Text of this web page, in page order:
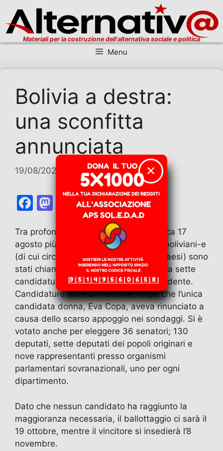
Materiali per la costruzione dell'alternativa sociale e politica
Menu
Bolivia a destra:
una sconfitta
annunciata
19/08/2025 Marco Consolo
F
c
e
b
o
o
k
M
st
o
d
o
n
E
m
T
el
e
gr
a
m
W
h
at
s
A
p
p
T
w
C
di
Tra profonde tensioni interne, domenica 17
agosto più di 7,5 milioni di cittadini-e boliviani-e
(di cui circa 400.000 all’estero in 22 Paesi) sono
stati chiamati alle urne per scegliere tra sette
candidature a Presidente e Vice-presidente.
Candidature tutte al maschile, dopo che l’unica
candidata donna, Eva Copa, aveva rinunciato a
causa dello scarso appoggio nei sondaggi. Si è
votato anche per eleggere 36 senatori; 130
deputati, sette deputati dei popoli originari e
nove rappresentanti presso organismi
parlamentari sovranazionali, uno per ogni
dipartimento.
Dato che nessun candidato ha raggiunto la
maggioranza necessaria, il ballottaggio ci sarà il
19 ottobre, mentre il vincitore si insedierà l’8
novembre.
✕